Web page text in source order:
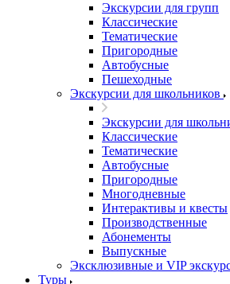
Экскурсии для групп
Классические
Тематические
Пригородные
Автобусные
Пешеходные
Экскурсии для школьников
Экскурсии для
Классические
Тематические
Автобусные
Пригородные
Многодневные
Интерактивы и квесты
Производственные
Абонементы
Выпускные
Эксклюзивные и VIP
Туры